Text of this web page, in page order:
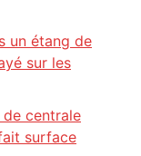
un étang de
sur les
centrale
surface